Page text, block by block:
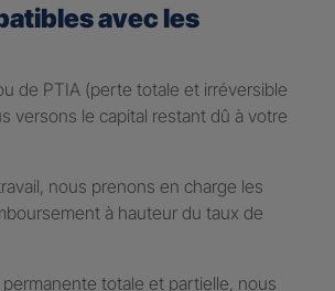
avec les
de PTIA (perte totale et irréversible
versons le capital restant dû à votre
nous prenons en charge les
à hauteur du taux de
permanente totale et partielle, nous